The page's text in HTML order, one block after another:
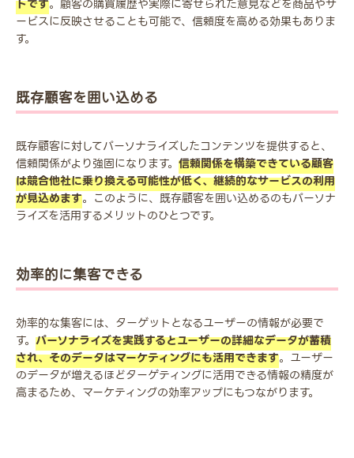
トです。顧客の購買履歴や実際に寄せられた意見などを商品やサ
ービスに反映させることも可能で、信頼度を高める効果もありま
す。
既存顧客を囲い込める
既存顧客に対してパーソナライズしたコンテンツを提供すると、
信頼関係がより強固になります。 信頼関係を構築できている顧客
は競合他社に乗り換える可能性が低く、継続的なサービスの利用
が見込めます。このように、既存顧客を囲い込めるのもパーソナ
ライズを活用するメリットのひとつです。
効率的に集客できる
効率的な集客には、ターゲットとなるユーザーの情報が必要で
す。 パーソナライズを実践するとユーザーの詳細なデータが蓄積
され、そのデータはマーケティングにも活用できます。ユーザー
のデータが増えるほどターゲティングに活用できる情報の精度が
高まるため、マーケティングの効率アップにもつながります。